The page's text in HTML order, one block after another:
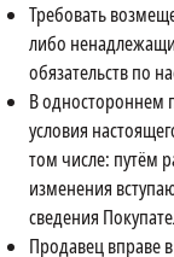
Требовать
либо
обязательств по
В одностороннем
условия
том числе: путём
изменения
сведения
Продавец вправе